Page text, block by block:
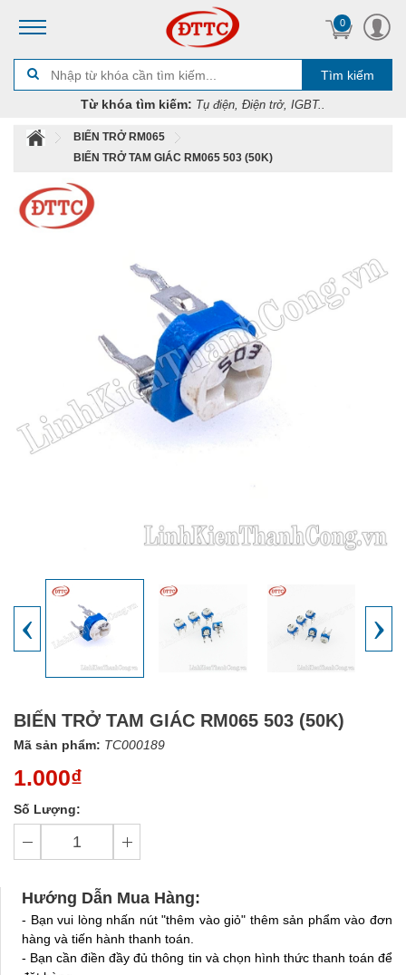
0
Tìm kiếm
Từ khóa tìm kiếm: Tụ điện, Điện trở, IGBT..
BIẾN TRỞ RM065
BIẾN TRỞ TAM GIÁC RM065 503 (50K)
‹ ›
BIẾN TRỞ TAM GIÁC RM065 503 (50K)
Mã sản phẩm: TC000189
1.000₫
Số Lượng:
Hướng Dẫn Mua Hàng:
- Bạn vui lòng nhấn nút "thêm vào giỏ" thêm sản phẩm vào đơn
hàng và tiến hành thanh toán.
- Bạn cần điền đầy đủ thông tin và chọn hình thức thanh toán để